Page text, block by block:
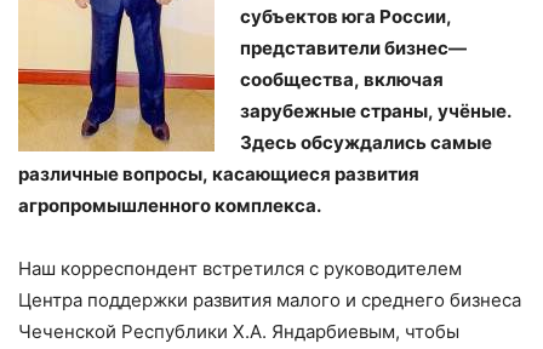
субъектов юга России,
представители бизнес—
сообщества, включая
зарубежные страны, учёные.
Здесь обсуждались самые
различные вопросы, касающиеся развития
агропромышленного комплекса.
Наш корреспондент встретился с руководителем
Центра поддержки развития малого и среднего бизнеса
Чеченской Республики Х.А. Яндарбиевым, чтобы